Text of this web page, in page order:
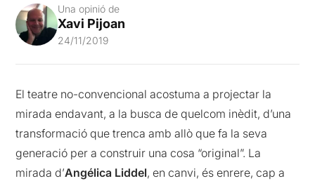
Una opinió de
Xavi Pijoan
24/11/2019
El teatre no-convencional acostuma a projectar la
mirada endavant, a la busca de quelcom inèdit, d’una
transformació que trenca amb allò que fa la seva
generació per a construir una cosa “original”. La
mirada d’Angélica Liddel, en canvi, és enrere, cap a